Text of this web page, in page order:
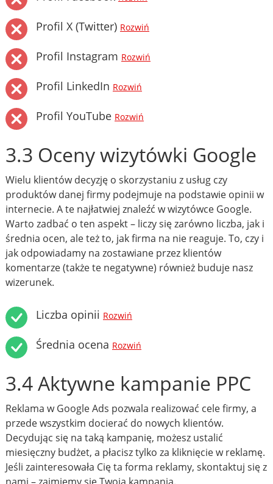
Profil X (Twitter) Rozwiń
Profil Instagram Rozwiń
Profil LinkedIn Rozwiń
Profil YouTube Rozwiń
3.3 Oceny wizytówki Google
Wielu klientów decyzję o skorzystaniu z usług czy
produktów danej firmy podejmuje na podstawie opinii w
internecie. A te najłatwiej znaleźć w wizytówce Google.
Warto zadbać o ten aspekt – liczy się zarówno liczba, jak i
średnia ocen, ale też to, jak firma na nie reaguje. To, czy i
jak odpowiadamy na zostawiane przez klientów
komentarze (także te negatywne) również buduje nasz
wizerunek.
Liczba opinii Rozwiń
Średnia ocena Rozwiń
3.4 Aktywne kampanie PPC
Reklama w Google Ads pozwala realizować cele firmy, a
przede wszystkim docierać do nowych klientów.
Decydując się na taką kampanię, możesz ustalić
miesięczny budżet, a płacisz tylko za kliknięcie w reklamę.
Jeśli zainteresowała Cię ta forma reklamy, skontaktuj się z